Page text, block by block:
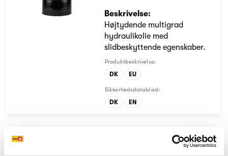
Beskrivelse:
Højtydende multigrad
hydraulikolie med
slidbeskyttende egenskaber.
Produktbeskrivelse:
DK EU
Sikkerhedsdatablad:
DK EN